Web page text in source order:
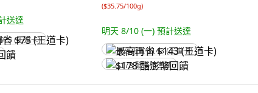
送達
(王道卡)
($35.75/100g)
明天 8/10 (一) 預計送達
最高再省 $143 (王道卡)
$178 酷澎幣回饋